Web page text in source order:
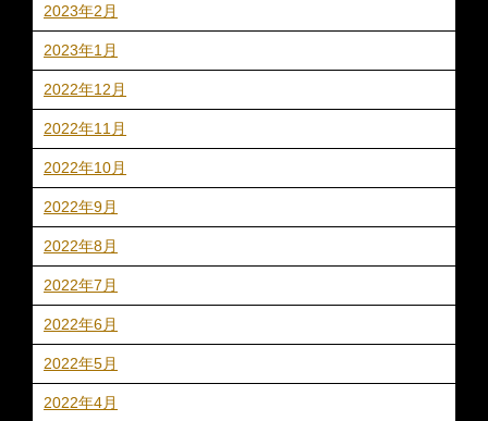
2023年2月
2023年1月
2022年12月
2022年11月
2022年10月
2022年9月
2022年8月
2022年7月
2022年6月
2022年5月
2022年4月